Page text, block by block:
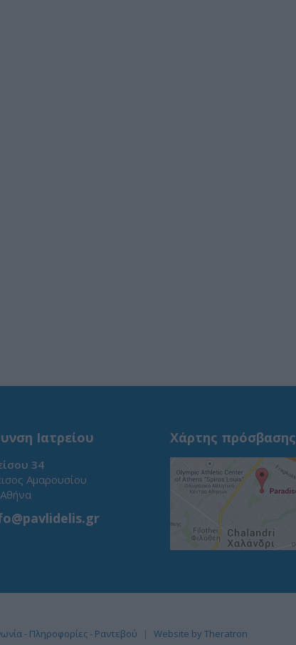
Ιατρείου
34
Αμαρουσίου
Χάρτης πρόσβασης
- Πληροφορίες - Ραντεβού Website by Theratron